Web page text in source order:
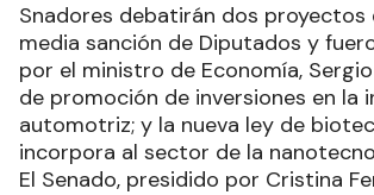
Snadores debatirán dos proyectos
media sanción de Diputados y
por el ministro de Economía,
de promoción de inversiones en la
automotriz; y la nueva ley de
incorpora al sector de la
El Senado, presidido por Cristina